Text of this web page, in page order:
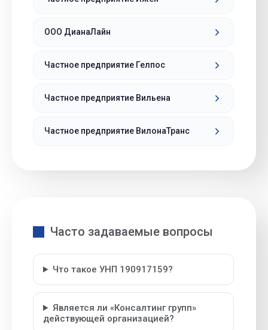
ООО ДианаЛайн
Частное предприятие Гелпос
Частное предприятие Вильена
Частное предприятие ВилонаТранс
Часто задаваемые вопросы
Что такое УНП 190917159?
Является ли «Консалтинг групп»
действующей организацией?